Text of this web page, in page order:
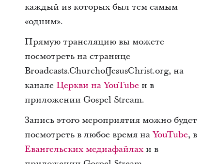
каждый из которых был тем самым
«одним».
Прямую трансляцию вы можете
посмотреть на странице
Broadcasts.ChurchofJesusChrist.org, на
канале Церкви на YouTube и в
приложении Gospel Stream.
Запись этого мероприятия можно будет
посмотреть в любое время на YouTube, в
Евангельских медиафайлахи в